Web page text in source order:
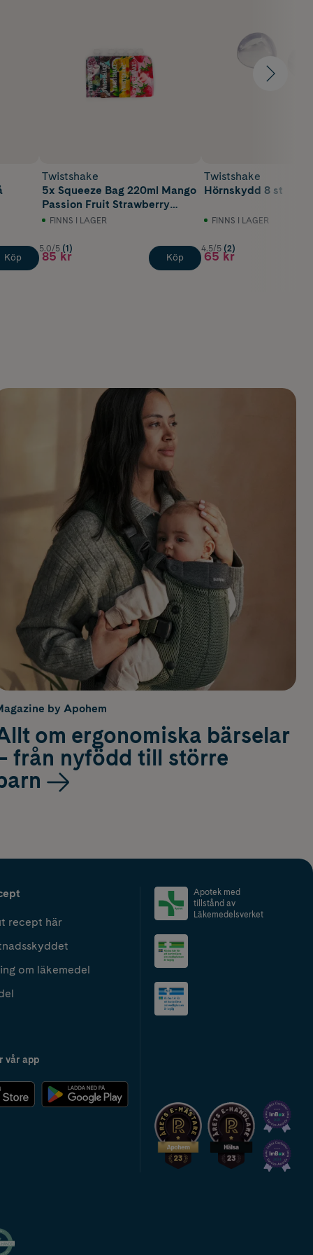
Köp
Twistshake
5x Squeeze Bag 220ml Mango
Passion Fruit Strawberry
Grape Coconut
FINNS I LAGER
5.0/5 (1)
85 kr Köp
Twistshake
Hörnskydd 8 st
FINNS I LAGER
4.5/5 (2)
65 kr
by Apohem
om ergonomiska bärselar
från nyfödd till större
recept här
om läkemedel
vår app
Apotek med
tillstånd av
Läkemedelsverket
2024